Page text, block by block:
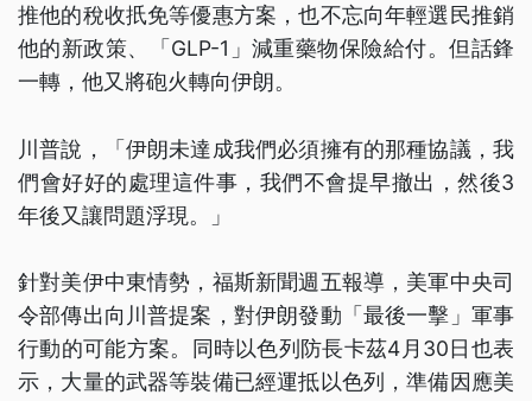
推他的稅收扺免等優惠方案，也不忘向年輕選民推銷
他的新政策、「GLP-1」減重藥物保險給付。但話鋒
一轉，他又將砲火轉向伊朗。
川普說，「伊朗未達成我們必須擁有的那種協議，我
們會好好的處理這件事，我們不會提早撤出，然後3
年後又讓問題浮現。」
針對美伊中東情勢，福斯新聞週五報導，美軍中央司
令部傳出向川普提案，對伊朗發動「最後一擊」軍事
行動的可能方案。同時以色列防長卡茲4月30日也表
示，大量的武器等裝備已經運抵以色列，準備因應美